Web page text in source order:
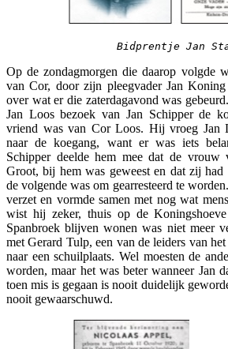
Bidprentje Jan
Op de zondagmorgen die daarop volgde
van Cor, door zijn pleegvader Jan
over wat er die zaterdagavond was
Jan Loos bezoek van Jan Schipper de
vriend was van Cor Loos. Hij vroeg Jan
naar de koegang, want er was iets
Schipper deelde hem mee dat de
Groot, bij hem was geweest en dat zij had
de volgende was om gearresteerd te
verzet en vormde samen met nog wat
wist hij zeker, thuis op de
Spanbroek blijven wonen was niet meer
met Gerard Tulp, een van de leiders van
naar een schuilplaats. Wel moesten de
worden, maar het was beter wanneer Jan
toen mis is gegaan is nooit duidelijk
nooit gewaarschuwd.